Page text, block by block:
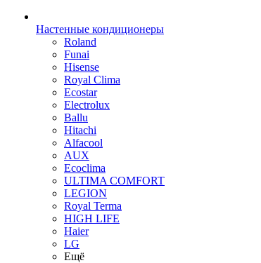
Настенные кондиционеры
Roland
Funai
Hisense
Royal Clima
Ecostar
Electrolux
Ballu
Hitachi
Alfacool
AUX
Ecoclima
ULTIMA COMFORT
LEGION
Royal Terma
HIGH LIFE
Haier
LG
Ещё